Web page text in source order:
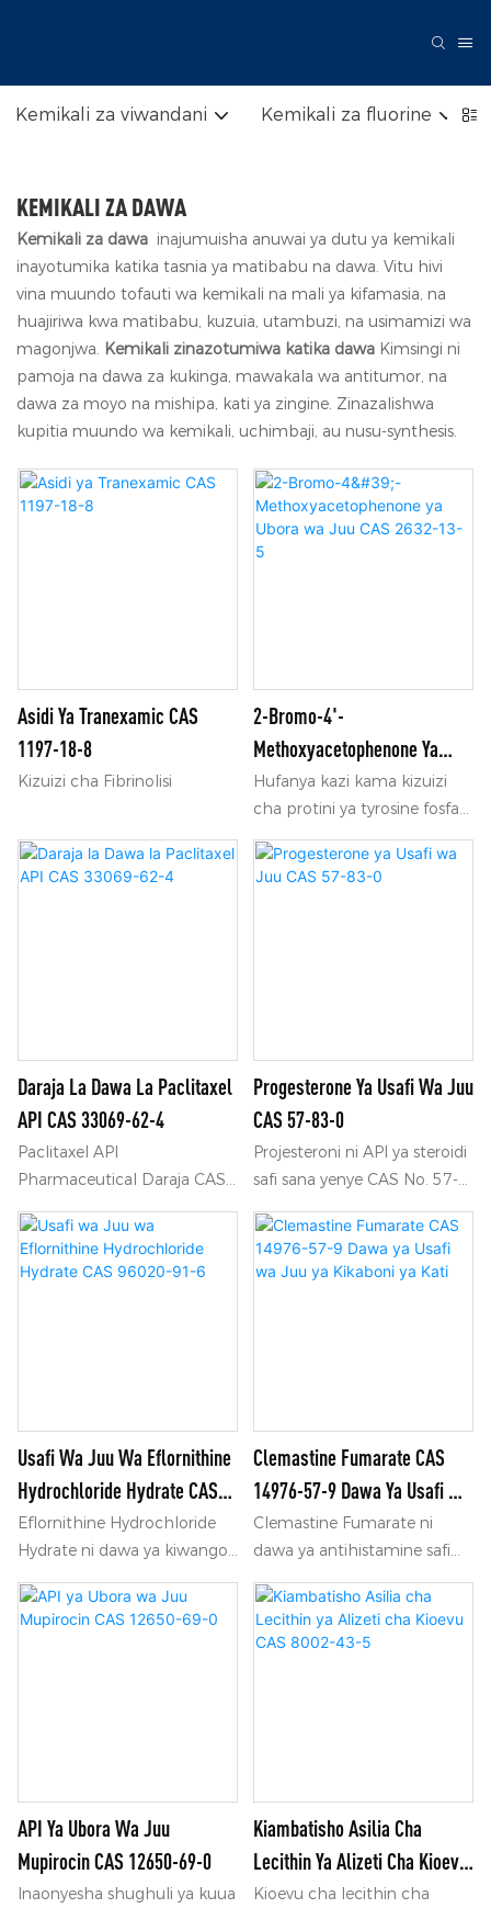
Kemikali za viwandani Kemikali za fluorine
KEMIKALI ZA DAWA
Kemikali za dawa inajumuisha anuwai ya dutu ya kemikali
inayotumika katika tasnia ya matibabu na dawa. Vitu hivi
vina muundo tofauti wa kemikali na mali ya kifamasia, na
huajiriwa kwa matibabu, kuzuia, utambuzi, na usimamizi wa
magonjwa. Kemikali zinazotumiwa katika dawa Kimsingi ni
pamoja na dawa za kukinga, mawakala wa antitumor, na
dawa za moyo na mishipa, kati ya zingine. Zinazalishwa
kupitia muundo wa kemikali, uchimbaji, au nusu-synthesis.
Asidi Ya Tranexamic CAS
1197-18-8
Kizuizi cha Fibrinolisi
2-Bromo-4'-
Methoxyacetophenone Ya
Ubora Wa Juu CAS 2632-13-5
Hufanya kazi kama kizuizi
cha protini ya tyrosine fosfati
(PTP)
Daraja La Dawa La Paclitaxel
API CAS 33069-62-4
Paclitaxel API
Pharmaceutical Daraja CAS
33069-62-4 malighafi kwa
ajili ya fomula za sindano za
kuzuia uvimbe.
Progesterone Ya Usafi Wa Juu
CAS 57-83-0
Projesteroni ni API ya steroidi
safi sana yenye CAS No. 57-
83-0. Inatumika sana katika
maandalizi ya dawa za
homoni kwa ajili ya
Usafi Wa Juu Wa Eflornithine
Hydrochloride Hydrate CAS
96020-91-6
Eflornithine Hydrochloride
Hydrate ni dawa ya kiwango
cha juu ya kati yenye CAS
No.96020-91-6, inayotumika
sana katika usanisi wa dawa
Clemastine Fumarate CAS
14976-57-9 Dawa Ya Usafi Wa
Juu Ya Kikaboni Ya Kati
Clemastine Fumarate ni
dawa ya antihistamine safi
sana yenye CAS No.14976-
57-9. Inatumika sana kwa ajili
ya kutengeneza dawa za
API Ya Ubora Wa Juu
Mupirocin CAS 12650-69-0
Inaonyesha shughuli ya kuua
Kiambatisho Asilia Cha
Lecithin Ya Alizeti Cha Kioevu
CAS 8002-43-5
Kioevu cha lecithin cha